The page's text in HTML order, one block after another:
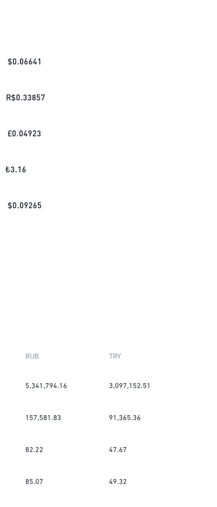
$0.06641
R$0.33857
£0.04923
₺3.16
$0.09265
RUB TRY
5,341,794.16 3,097,152.51
157,581.83 91,365.36
82.22 47.67
85.07 49.32